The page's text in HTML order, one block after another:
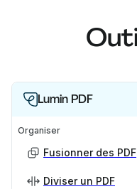
Lumin PDF
Organiser
Fusionner des PDF
Diviser un PDF